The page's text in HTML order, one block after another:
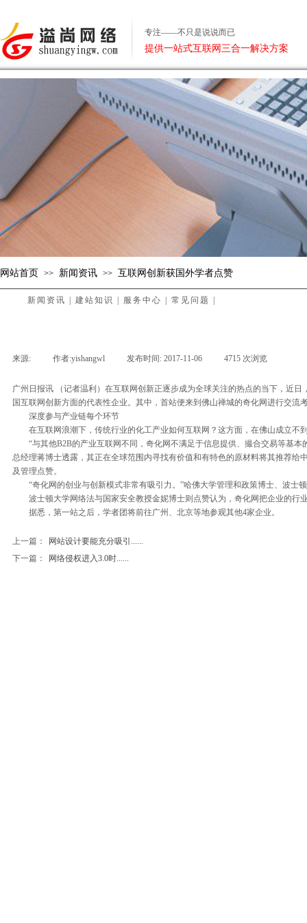
专注——不只是说说而已
提供一站式互联网三合一解决方案
网站首页 >> 新闻资讯 >> 互联网创新获国外学者点赞
新闻资讯 建站知识 服务中心 常见问题
来源: 作者:yishangwl 发布时间: 2017-11-06 4715 次浏览
广州日报讯 （记者温利）在互联网创新正逐步成为全球关注的热点的当下，近
国互联网创新方面的代表性企业。其中，首站便来到佛山禅城的奇化网进行交流
深度参与产业链每个环节
在互联网浪潮下，传统行业的化工产业如何互联网？这方面，在佛山成立不
“与其他B2B的产业互联网不同，奇化网不满足于信息提供、撮合交易等基本
总经理蒋博士透露，其正在全球范围内寻找有价值和有特色的原材料将其推荐
及管理点赞。
“奇化网的创业与创新模式非常有吸引力。”哈佛大学管理和政策博士、波士
波士顿大学网络法与国家安全教授金妮博士则点赞认为，奇化网把企业的行
据悉，第一站之后，学者团将前往广州、北京等地参观其他4家企业。
上一篇：
网站设计要能充分吸引......
下一篇：
网络侵权进入3.0时......